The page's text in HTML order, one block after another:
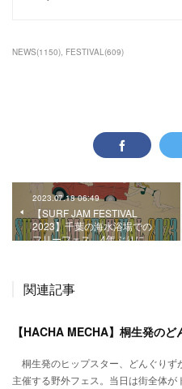
NEWS(1150) FESTIVAL(609)
2023.07.18 06:49
【SURF JAM FESTIVAL
2023】千葉の海水浴場での
フリーフェス、4年ぶりに…
関連記事
桐生発のヒップスター、どんぐりず
主催する野外フェス。当日は街全体